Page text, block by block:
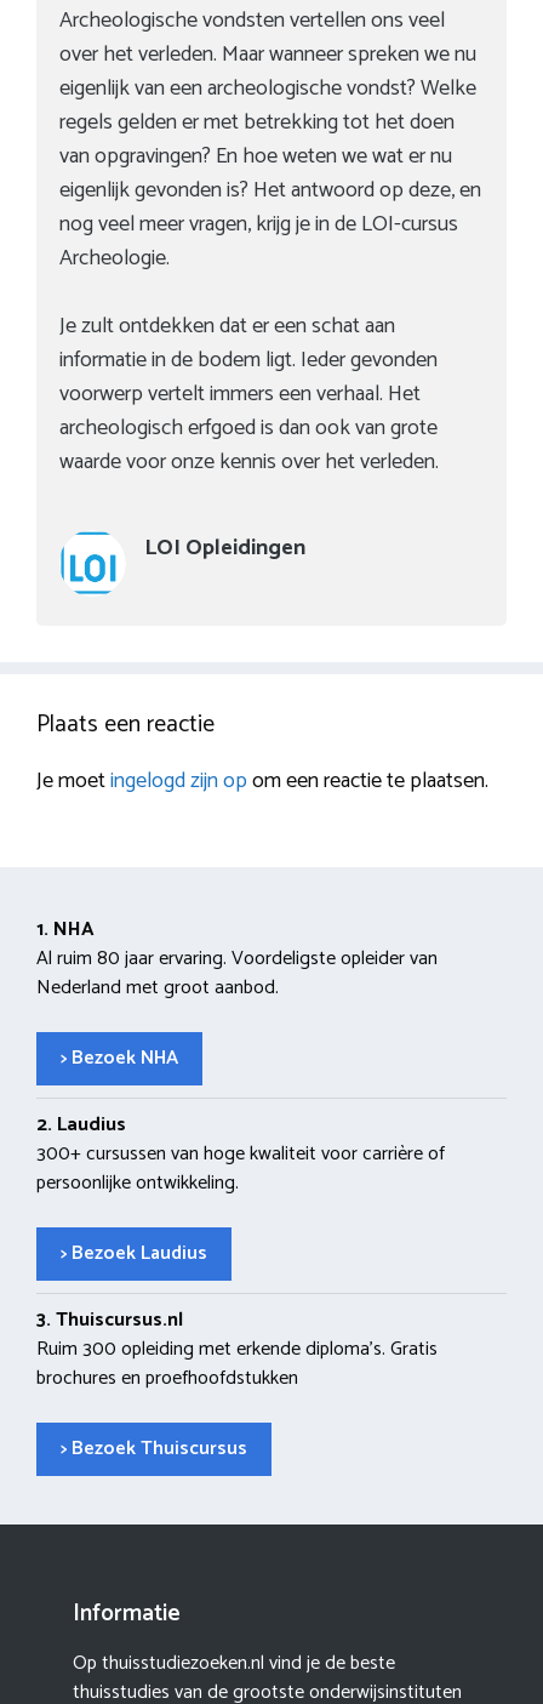
Archeologische vondsten vertellen ons veel
over het verleden. Maar wanneer spreken we nu
eigenlijk van een archeologische vondst? Welke
regels gelden er met betrekking tot het doen
van opgravingen? En hoe weten we wat er nu
eigenlijk gevonden is? Het antwoord op deze, en
nog veel meer vragen, krijg je in de LOI-cursus
Archeologie.
Je zult ontdekken dat er een schat aan
informatie in de bodem ligt. Ieder gevonden
voorwerp vertelt immers een verhaal. Het
archeologisch erfgoed is dan ook van grote
waarde voor onze kennis over het verleden.
LOI Opleidingen
Plaats een reactie
Je moetingelogd zijn opom een reactie te plaatsen.
1. NHA
Al ruim 80 jaar ervaring. Voordeligste opleider van
Nederland met groot aanbod.
> Bezoek NHA
2. Laudius
300+ cursussen van hoge kwaliteit voor carrière of
persoonlijke ontwikkeling.
> Bezoek Laudius
3. Thuiscursus.nl
Ruim 300 opleiding met erkende diploma’s. Gratis
brochures en proefhoofdstukken
> Bezoek Thuiscursus
Informatie
Op thuisstudiezoeken.nl vind je de beste
thuisstudies van de grootste onderwijsinstituten